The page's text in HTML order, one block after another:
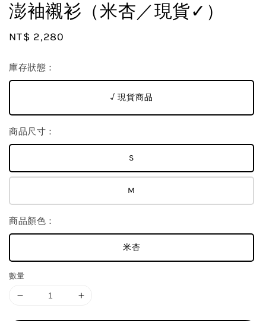
澎袖襯衫（米杏／現貨✓）
Regular
NT$ 2,280
庫存狀態：
√ 現貨商品
商品尺寸：
S
M
商品顏色：
米杏
數量